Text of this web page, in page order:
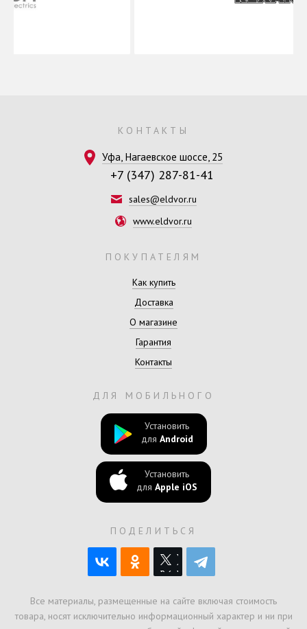
КОНТАКТЫ
Уфа, Нагаевское шоссе, 25
+7 (347) 287-81-41
sales@eldvor.ru
www.eldvor.ru
ПОКУПАТЕЛЯМ
Как купить
Доставка
О магазине
Гарантия
Контакты
ДЛЯ МОБИЛЬНОГО
Установить
для Android
Установить
для Apple iOS
ПОДЕЛИТЬСЯ
Все материалы, размещенные на сайте включая стоимость
товара, носят исключительно информационный характер и ни при